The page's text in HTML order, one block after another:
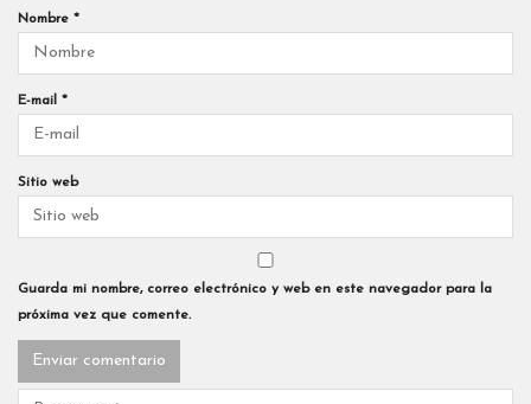
Nombre *
E-mail *
Sitio web
Guarda mi nombre, correo electrónico y web en este navegador para la
próxima vez que comente.